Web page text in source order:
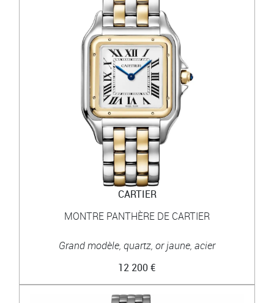
CARTIER
MONTRE PANTHÈRE DE CARTIER
Grand modèle, quartz, or jaune, acier
12 200 €